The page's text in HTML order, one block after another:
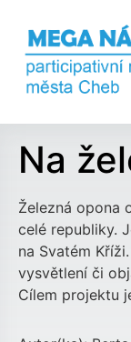
Na
Železná opona
celé republiky.
na Svatém
vysvětlení či
Cílem projektu